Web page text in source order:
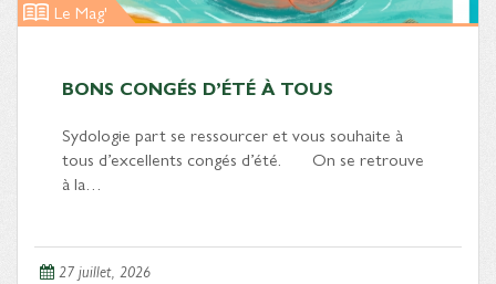
Le Mag'
BONS CONGÉS D’ÉTÉ À TOUS
Sydologie part se ressourcer et vous souhaite à
tous d’excellents congés d’été. On se retrouve
à la…
27 juillet, 2026